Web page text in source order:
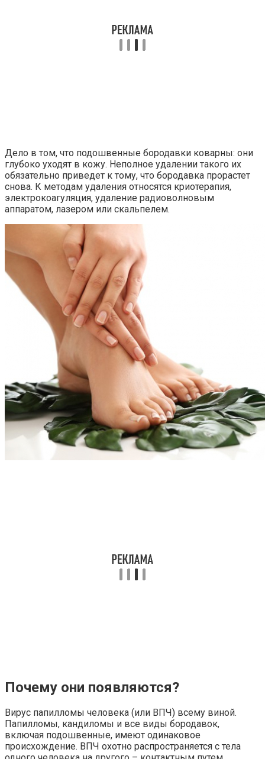
Дело в том, что подошвенные бородавки коварны: они
глубоко уходят в кожу. Неполное удалении такого их
обязательно приведет к тому, что бородавка прорастет
снова. К методам удаления относятся криотерапия,
электрокоагуляция, удаление радиоволновым
аппаратом, лазером или скальпелем.
Почему они появляются?
Вирус папилломы человека (или ВПЧ) всему виной.
Папилломы, кандиломы и все виды бородавок,
включая подошвенные, имеют одинаковое
происхождение. ВПЧ охотно распространяется с тела